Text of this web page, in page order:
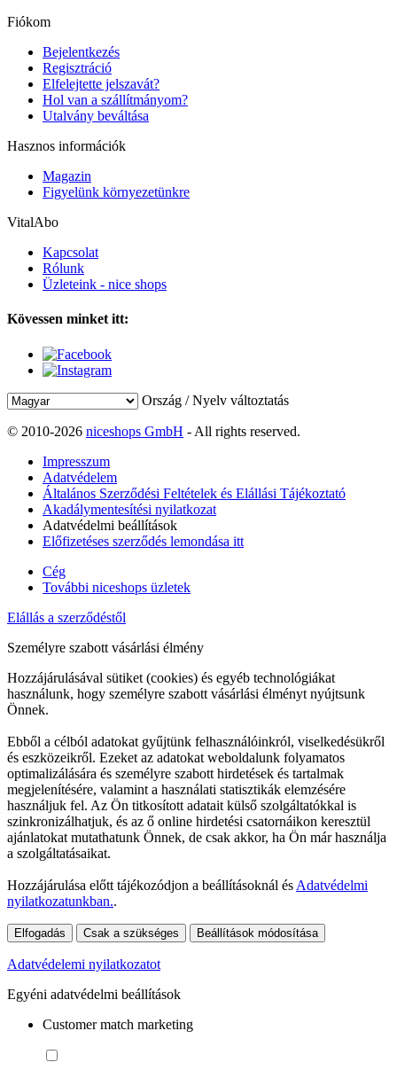
Fiókom
Bejelentkezés
Regisztráció
Elfelejtette jelszavát?
Hol van a szállítmányom?
Utalvány beváltása
Hasznos információk
Magazin
Figyelünk környezetünkre
VitalAbo
Kapcsolat
Rólunk
Üzleteink - nice shops
Kövessen minket itt:
Ország / Nyelv változtatás
© 2010-2026 niceshops GmbH - All rights reserved.
Impresszum
Adatvédelem
Általános Szerződési Feltételek és Elállási Tájékoztató
Akadálymentesítési nyilatkozat
Adatvédelmi beállítások
Előfizetéses szerződés lemondása itt
Cég
További niceshops üzletek
Elállás a szerződéstől
Személyre szabott vásárlási élmény
Hozzájárulásával sütiket (cookies) és egyéb technológiákat
használunk, hogy személyre szabott vásárlási élményt nyújtsunk
Önnek.
Ebből a célból adatokat gyűjtünk felhasználóinkról, viselkedésükről
és eszközeikről. Ezeket az adatokat weboldalunk folyamatos
optimalizálására és személyre szabott hirdetések és tartalmak
megjelenítésére, valamint a használati statisztikák elemzésére
használjuk fel. Az Ön titkosított adatait külső szolgáltatókkal is
szinkronizálhatjuk, és az ő online hirdetési csatornáikon keresztül
ajánlatokat mutathatunk Önnek, de csak akkor, ha Ön már használja
a szolgáltatásaikat.
Hozzájárulása előtt tájékozódjon a beállításoknál és Adatvédelmi
nyilatkozatunkban..
Elfogadás Csak a szükséges Beállítások módosítása
Adatvédelemi nyilatkozatot
Egyéni adatvédelmi beállítások
Customer match marketing